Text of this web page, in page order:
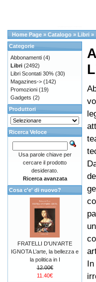
Home Page » Catalogo » Libri »
Categorie
Abbonamenti (4)
Libri (2492)
Libri Scontati 30% (30)
Magazines-> (142)
Promozioni (19)
Gadgets (2)
Produttori
Ricerca Veloce
Usa parole chiave per
cercare il prodotto
desiderato.
Ricerca avanzata
Cosa c'e' di nuovo?
FRATELLI D'UN'ARTE
IGNOTA L’arte, la bellezza e
la politica in I
12.00€
11.40€